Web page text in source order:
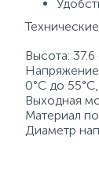
Высота:
0°C до
Выходная
Материал
Диаметр